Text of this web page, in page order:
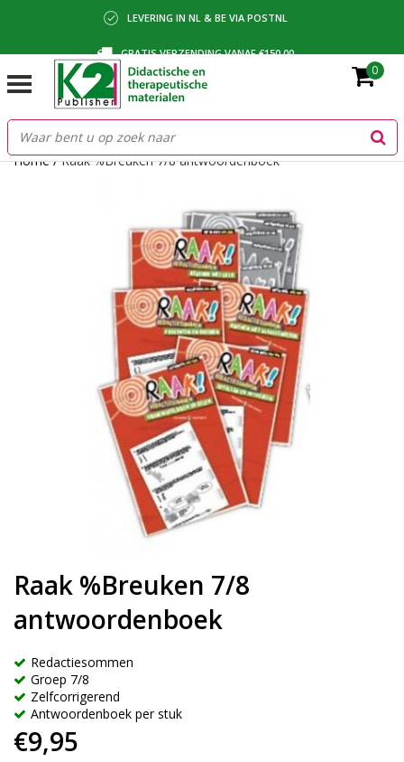
LEVERING IN NL & BE VIA POSTNL
GRATIS VERZENDING VANAF €150,00
BETALING VIA IDEAL, BANCONTACT OF FACTUUR
0
Home/Raak %Breuken 7/8 antwoordenboek
Raak %Breuken 7/8
antwoordenboek
Redactiesommen
Groep 7/8
Zelfcorrigerend
Antwoordenboek per stuk
€9,95